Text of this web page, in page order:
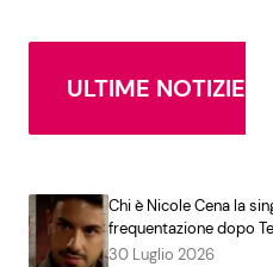
ULTIME NOTIZIE
Chi è Nicole Cena la
frequentazione dopo
30 Luglio 2026